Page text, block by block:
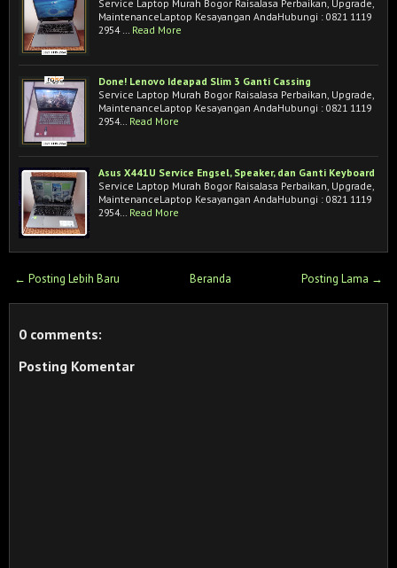
Service Laptop Murah Bogor RaisaJasa Perbaikan, Upgrade,
MaintenanceLaptop Kesayangan AndaHubungi : 0821 1119
2954 …
Read More
Done! Lenovo Ideapad Slim 3 Ganti Cassing
Service Laptop Murah Bogor RaisaJasa Perbaikan, Upgrade,
MaintenanceLaptop Kesayangan AndaHubungi : 0821 1119
2954…
Read More
Asus X441U Service Engsel, Speaker, dan Ganti Keyboard
Service Laptop Murah Bogor RaisaJasa Perbaikan, Upgrade,
MaintenanceLaptop Kesayangan AndaHubungi : 0821 1119
2954…
Read More
← Posting Lebih Baru Posting Lama →
Beranda
0 comments:
Posting Komentar